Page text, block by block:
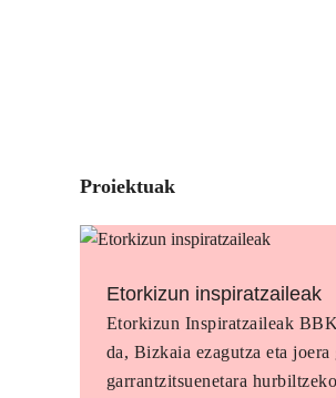
Proiektuak
Etorkizun inspiratzaileak
Etorkizun Inspiratzaileak
da, Bizkaia ezagutza eta joera
garrantzitsuenetara